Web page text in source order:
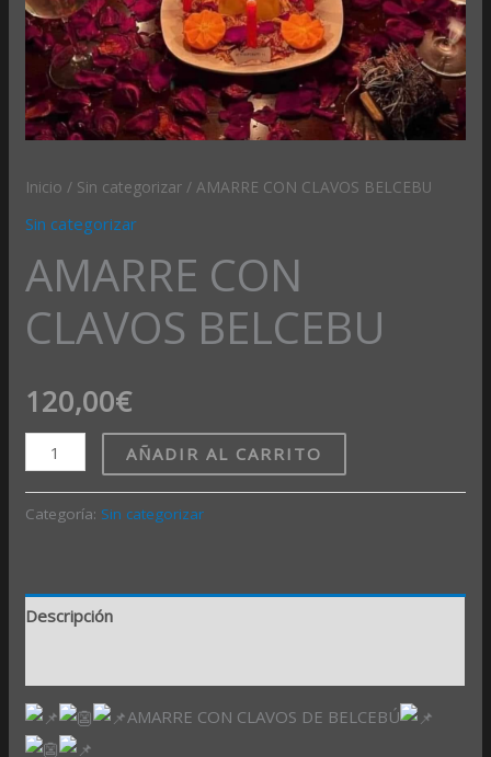
Inicio / Sin categorizar / AMARRE CON CLAVOS BELCEBU
Sin categorizar
AMARRE CON
CLAVOS BELCEBU
120,00€
AÑADIR AL CARRITO
Categoría: Sin categorizar
Descripción
AMARRE CON CLAVOS DE BELCEBÚ